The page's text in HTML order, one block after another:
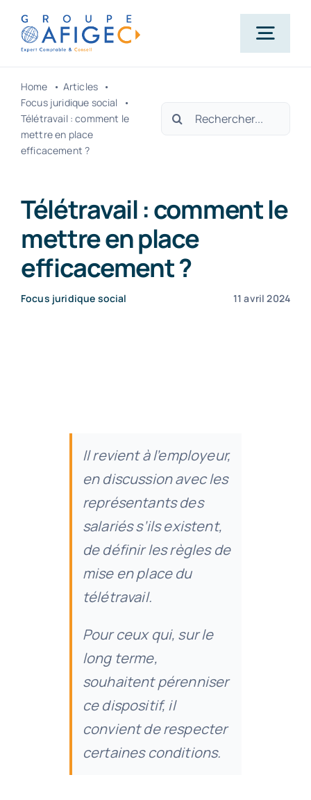
Passer
contenu
Nos métiers
Actualités
Home
Articles
Focus juridique social
Télétravail : comment le
mettre en place
efficacement ?
Rechercher:
Télétravail : comment le
mettre en place
efficacement ?
Focus juridique social 11 avril 2024
Il revient à l’employeur,
en discussion avec les
représentants des
salariés s’ils existent,
de définir les règles de
mise en place du
télétravail.
Pour ceux qui, sur le
long terme,
souhaitent pérenniser
ce dispositif, il
convient de respecter
certaines conditions.